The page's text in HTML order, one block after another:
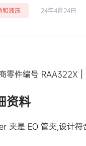
和液压 24年4月24日
零件编号 RAA322X |
资料
夹是 EO 管夹,设计